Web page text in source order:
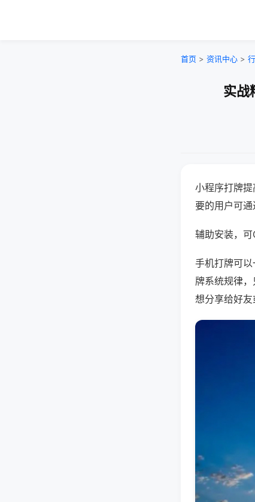
首页 > 资讯中心 >
实战
小程序打牌
要的用户可通
辅助安装，
手机打牌可
牌系统规律
想分享给好友